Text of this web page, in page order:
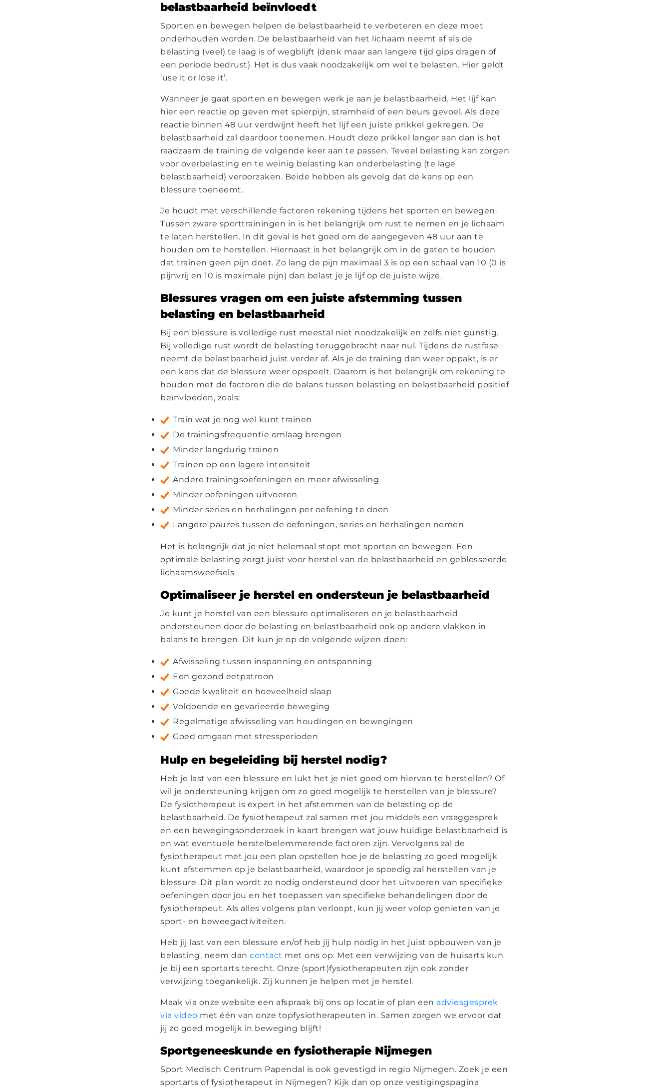
belastbaarheid beïnvloedt
Sporten en bewegen helpen de belastbaarheid te verbeteren en deze moet
onderhouden worden. De belastbaarheid van het lichaam neemt af als de
belasting (veel) te laag is of wegblijft (denk maar aan langere tijd gips dragen of
een periode bedrust). Het is dus vaak noodzakelijk om wel te belasten. Hier geldt
‘use it or lose it’.
Wanneer je gaat sporten en bewegen werk je aan je belastbaarheid. Het lijf kan
hier een reactie op geven met spierpijn, stramheid of een beurs gevoel. Als deze
reactie binnen 48 uur verdwijnt heeft het lijf een juiste prikkel gekregen. De
belastbaarheid zal daardoor toenemen. Houdt deze prikkel langer aan dan is het
raadzaam de training de volgende keer aan te passen. Teveel belasting kan zorgen
voor overbelasting en te weinig belasting kan onderbelasting (te lage
belastbaarheid) veroorzaken. Beide hebben als gevolg dat de kans op een
blessure toeneemt.
Je houdt met verschillende factoren rekening tijdens het sporten en bewegen.
Tussen zware sporttrainingen in is het belangrijk om rust te nemen en je lichaam
te laten herstellen. In dit geval is het goed om de aangegeven 48 uur aan te
houden om te herstellen. Hiernaast is het belangrijk om in de gaten te houden
dat trainen geen pijn doet. Zo lang de pijn maximaal 3 is op een schaal van 10 (0 is
pijnvrij en 10 is maximale pijn) dan belast je je lijf op de juiste wijze.
Blessures vragen om een juiste afstemming tussen
belasting en belastbaarheid
Bij een blessure is volledige rust meestal niet noodzakelijk en zelfs niet gunstig.
Bij volledige rust wordt de belasting teruggebracht naar nul. Tijdens de rustfase
neemt de belastbaarheid juist verder af. Als je de training dan weer oppakt, is er
een kans dat de blessure weer opspeelt. Daarom is het belangrijk om rekening te
houden met de factoren die de balans tussen belasting en belastbaarheid positief
beïnvloeden, zoals:
Train wat je nog wel kunt trainen
De trainingsfrequentie omlaag brengen
Minder langdurig trainen
Trainen op een lagere intensiteit
Andere trainingsoefeningen en meer afwisseling
Minder oefeningen uitvoeren
Minder series en herhalingen per oefening te doen
Langere pauzes tussen de oefeningen, series en herhalingen nemen
Het is belangrijk dat je niet helemaal stopt met sporten en bewegen. Een
optimale belasting zorgt juist voor herstel van de belastbaarheid en geblesseerde
lichaamsweefsels.
Optimaliseer je herstel en ondersteun je belastbaarheid
Je kunt je herstel van een blessure optimaliseren en je belastbaarheid
ondersteunen door de belasting en belastbaarheid ook op andere vlakken in
balans te brengen. Dit kun je op de volgende wijzen doen:
Afwisseling tussen inspanning en ontspanning
Een gezond eetpatroon
Goede kwaliteit en hoeveelheid slaap
Voldoende en gevarieerde beweging
Regelmatige afwisseling van houdingen en bewegingen
Goed omgaan met stressperioden
Hulp en begeleiding bij herstel nodig?
Heb je last van een blessure en lukt het je niet goed om hiervan te herstellen? Of
wil je ondersteuning krijgen om zo goed mogelijk te herstellen van je blessure?
De fysiotherapeut is expert in het afstemmen van de belasting op de
belastbaarheid. De fysiotherapeut zal samen met jou middels een vraaggesprek
en een bewegingsonderzoek in kaart brengen wat jouw huidige belastbaarheid is
en wat eventuele herstelbelemmerende factoren zijn. Vervolgens zal de
fysiotherapeut met jou een plan opstellen hoe je de belasting zo goed mogelijk
kunt afstemmen op je belastbaarheid, waardoor je spoedig zal herstellen van je
blessure. Dit plan wordt zo nodig ondersteund door het uitvoeren van specifieke
oefeningen door jou en het toepassen van specifieke behandelingen door de
fysiotherapeut. Als alles volgens plan verloopt, kun jij weer volop genieten van je
sport- en beweegactiviteiten.
Heb jij last van een blessure en/of heb jij hulp nodig in het juist opbouwen van je
belasting, neem dancontact met ons op. Met een verwijzing van de huisarts kun
je bij een sportarts terecht. Onze (sport)fysiotherapeuten zijn ook zonder
verwijzing toegankelijk. Zij kunnen je helpen met je herstel.
Maak via onze website een afspraak bij ons op locatie of plan een adviesgesprek
via video met één van onze topfysiotherapeuten in. Samen zorgen we ervoor dat
jij zo goed mogelijk in beweging blijft!
Sportgeneeskunde en fysiotherapie Nijmegen
Sport Medisch Centrum Papendal is ook gevestigd in regio Nijmegen. Zoek je een
sportarts of fysiotherapeut in Nijmegen? Kijk dan op onze vestigingspagina